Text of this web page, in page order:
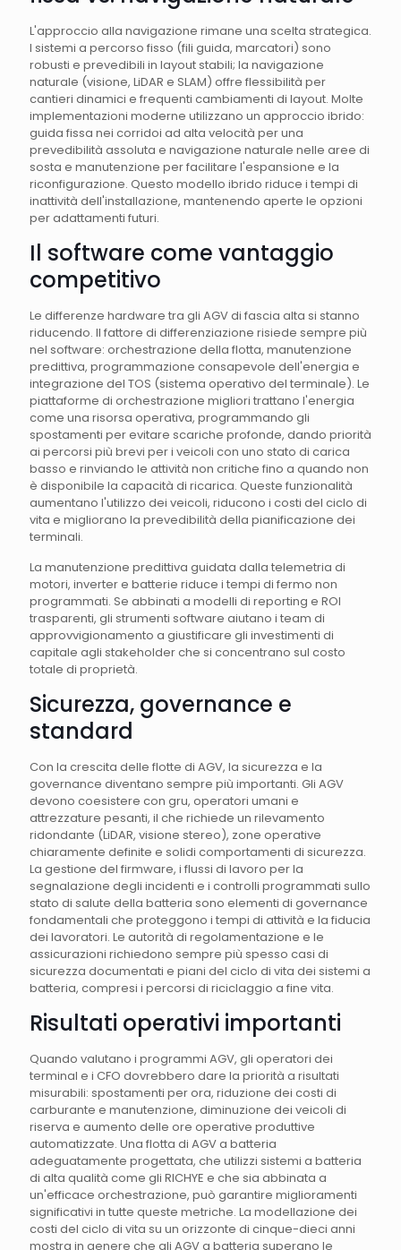
L'approccio alla navigazione rimane una scelta strategica.
I sistemi a percorso fisso (fili guida, marcatori) sono
robusti e prevedibili in layout stabili; la navigazione
naturale (visione, LiDAR e SLAM) offre flessibilità per
cantieri dinamici e frequenti cambiamenti di layout. Molte
implementazioni moderne utilizzano un approccio ibrido:
guida fissa nei corridoi ad alta velocità per una
prevedibilità assoluta e navigazione naturale nelle aree di
sosta e manutenzione per facilitare l'espansione e la
riconfigurazione. Questo modello ibrido riduce i tempi di
inattività dell'installazione, mantenendo aperte le opzioni
per adattamenti futuri.
Il software come vantaggio
competitivo
Le differenze hardware tra gli AGV di fascia alta si stanno
riducendo. Il fattore di differenziazione risiede sempre più
nel software: orchestrazione della flotta, manutenzione
predittiva, programmazione consapevole dell'energia e
integrazione del TOS (sistema operativo del terminale). Le
piattaforme di orchestrazione migliori trattano l'energia
come una risorsa operativa, programmando gli
spostamenti per evitare scariche profonde, dando priorità
ai percorsi più brevi per i veicoli con uno stato di carica
basso e rinviando le attività non critiche fino a quando non
è disponibile la capacità di ricarica. Queste funzionalità
aumentano l'utilizzo dei veicoli, riducono i costi del ciclo di
vita e migliorano la prevedibilità della pianificazione dei
terminali.
La manutenzione predittiva guidata dalla telemetria di
motori, inverter e batterie riduce i tempi di fermo non
programmati. Se abbinati a modelli di reporting e ROI
trasparenti, gli strumenti software aiutano i team di
approvvigionamento a giustificare gli investimenti di
capitale agli stakeholder che si concentrano sul costo
totale di proprietà.
Sicurezza, governance e
standard
Con la crescita delle flotte di AGV, la sicurezza e la
governance diventano sempre più importanti. Gli AGV
devono coesistere con gru, operatori umani e
attrezzature pesanti, il che richiede un rilevamento
ridondante (LiDAR, visione stereo), zone operative
chiaramente definite e solidi comportamenti di sicurezza.
La gestione del firmware, i flussi di lavoro per la
segnalazione degli incidenti e i controlli programmati sullo
stato di salute della batteria sono elementi di governance
fondamentali che proteggono i tempi di attività e la fiducia
dei lavoratori. Le autorità di regolamentazione e le
assicurazioni richiedono sempre più spesso casi di
sicurezza documentati e piani del ciclo di vita dei sistemi a
batteria, compresi i percorsi di riciclaggio a fine vita.
Risultati operativi importanti
Quando valutano i programmi AGV, gli operatori dei
terminal e i CFO dovrebbero dare la priorità a risultati
misurabili: spostamenti per ora, riduzione dei costi di
carburante e manutenzione, diminuzione dei veicoli di
riserva e aumento delle ore operative produttive
automatizzate. Una flotta di AGV a batteria
adeguatamente progettata, che utilizzi sistemi a batteria
di alta qualità come gli RICHYE e che sia abbinata a
un'efficace orchestrazione, può garantire miglioramenti
significativi in tutte queste metriche. La modellazione dei
costi del ciclo di vita su un orizzonte di cinque-dieci anni
mostra in genere che gli AGV a batteria superano le